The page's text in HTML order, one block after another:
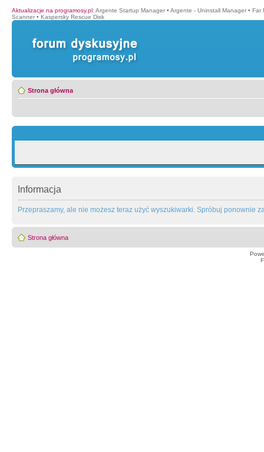
Aktualizacje na programosy.pl: Argente Startup Manager • Argente - Uninstall Manager • Far
Scanner • Kaspersky Rescue Disk
Strona główna
Informacja
Przepraszamy, ale nie możesz teraz użyć wyszukiwarki. Spróbuj ponownie
Strona główna